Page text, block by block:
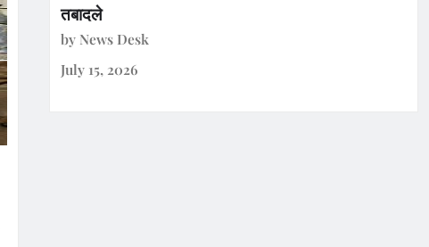
तबादले
by News Desk
July 15, 2026